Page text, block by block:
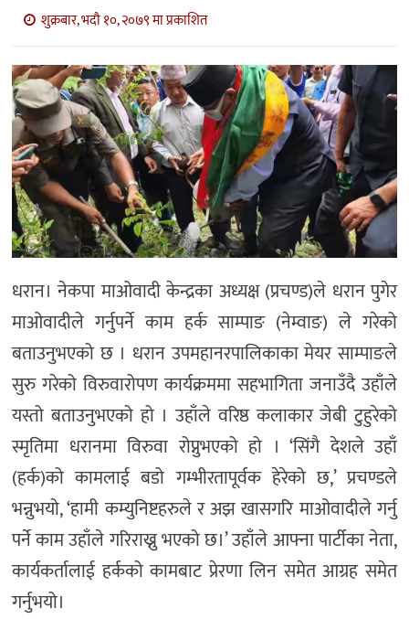
बाणिज्य
भिडियो
सिफारिस
शुक्रबार, भदौ १०, २०७९ मा प्रकाशित
धरान। नेकपा माओवादी केन्द्रका अध्यक्ष (प्रचण्ड)ले धरान पुगेर
माओवादीले गर्नुपर्ने काम हर्क साम्पाङ (नेम्वाङ) ले गरेको
बताउनुभएको छ । धरान उपमहानरपालिकाका मेयर साम्पाङले
सुरु गरेको विरुवारोपण कार्यक्रममा सहभागिता जनाउँदै उहाँले
यस्तो बताउनुभएको हो । उहाँले वरिष्ठ कलाकार जेबी टुहुरेको
स्मृतिमा धरानमा विरुवा रोप्नुभएको हो । ‘सिंगै देशले उहाँ
(हर्क)को कामलाई बडो गम्भीरतापूर्वक हेरेको छ,’ प्रचण्डले
भन्नुभयो, ‘हामी कम्युनिष्टहरुले र अझ खासगरि माओवादीले गर्नु
पर्ने काम उहाँले गरिराख्नु भएको छ।’ उहाँले आफ्ना पार्टीका नेता,
कार्यकर्तालाई हर्कको कामबाट प्रेरणा लिन समेत आग्रह समेत
गर्नुभयो।